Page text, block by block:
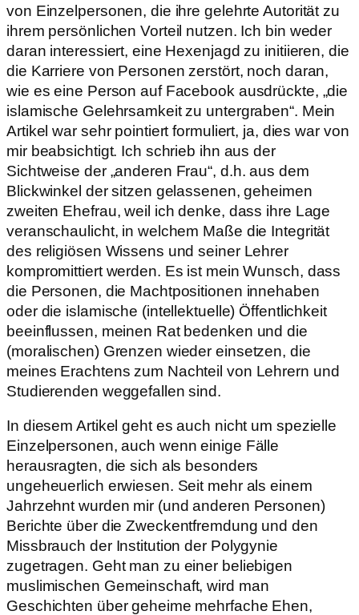
von Einzelpersonen, die ihre gelehrte Autorität zu
ihrem persönlichen Vorteil nutzen. Ich bin weder
daran interessiert, eine Hexenjagd zu initiieren, die
die Karriere von Personen zerstört, noch daran,
wie es eine Person auf Facebook ausdrückte, „die
islamische Gelehrsamkeit zu untergraben“. Mein
Artikel war sehr pointiert formuliert, ja, dies war von
mir beabsichtigt. Ich schrieb ihn aus der
Sichtweise der „anderen Frau“, d.h. aus dem
Blickwinkel der sitzen gelassenen, geheimen
zweiten Ehefrau, weil ich denke, dass ihre Lage
veranschaulicht, in welchem Maße die Integrität
des religiösen Wissens und seiner Lehrer
kompromittiert werden. Es ist mein Wunsch, dass
die Personen, die Machtpositionen innehaben
oder die islamische (intellektuelle) Öffentlichkeit
beeinflussen, meinen Rat bedenken und die
(moralischen) Grenzen wieder einsetzen, die
meines Erachtens zum Nachteil von Lehrern und
Studierenden weggefallen sind.
In diesem Artikel geht es auch nicht um spezielle
Einzelpersonen, auch wenn einige Fälle
herausragten, die sich als besonders
ungeheuerlich erwiesen. Seit mehr als einem
Jahrzehnt wurden mir (und anderen Personen)
Berichte über die Zweckentfremdung und den
Missbrauch der Institution der Polygynie
zugetragen. Geht man zu einer beliebigen
muslimischen Gemeinschaft, wird man
Geschichten über geheime mehrfache Ehen,